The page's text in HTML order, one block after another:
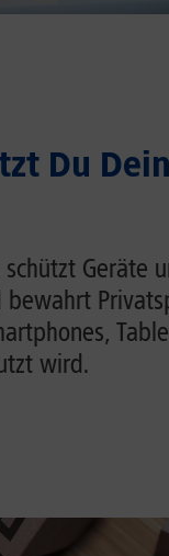
Du Dein
Geräte
wird.